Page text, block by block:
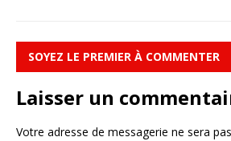
SOYEZ LE PREMIER À COMMENTER
Laisser un
Votre adresse de messagerie ne sera